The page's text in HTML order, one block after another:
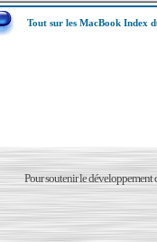
Tout sur les MacBook Index
Pour soutenir le développement